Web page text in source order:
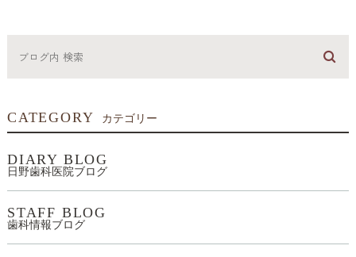
CATEGORY カテゴリー
DIARY BLOG
日野歯科医院ブログ
STAFF BLOG
歯科情報ブログ